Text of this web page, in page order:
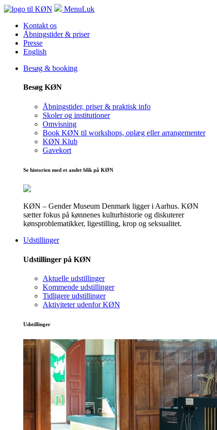
MenuLuk
Kontakt os
Åbningstider & priser
Presse
English
Besøg & booking
Besøg KØN
Åbningstider, priser & praktisk info
Skoler og institutioner
Omvisning
Book KØN til workshops, oplæg eller arrangementer
KØN Klub
Gavekort
Se historien med et andet blik på KØN
KØN – Gender Museum Denmark ligger i Aarhus. KØN
sætter fokus på kønnenes kulturhistorie og diskuterer
kønsproblematikker, ligestilling, krop og seksualitet.
Udstillinger
Udstillinger på KØN
Aktuelle udstillinger
Kommende udstillinger
Tidligere udstillinger
Aktiviteter udenfor KØN
Udstillinger